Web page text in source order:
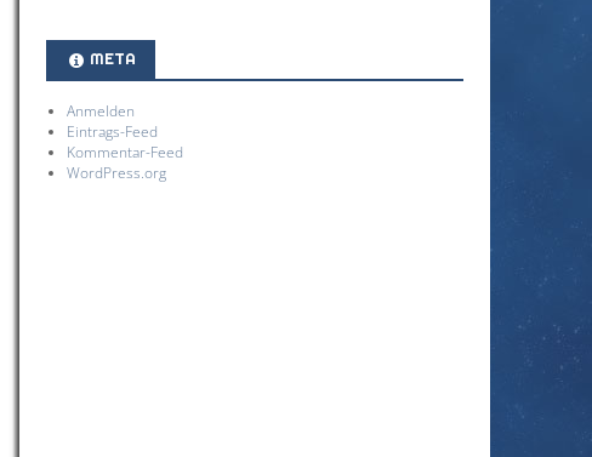
META
Anmelden
Eintrags-Feed
Kommentar-Feed
WordPress.org